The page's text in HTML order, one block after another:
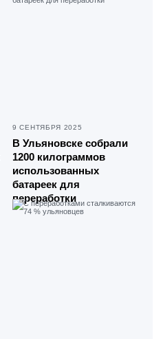
9 СЕНТЯБРЯ 2025
В Ульяновске собрали
1200 килограммов
использованных
батареек для
переработки